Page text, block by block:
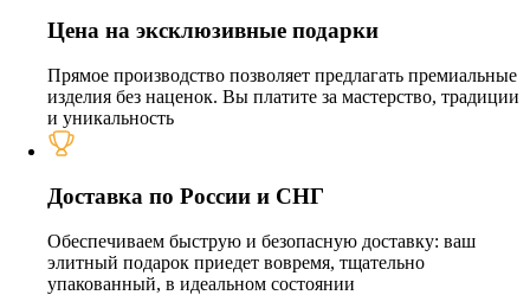
Цена на эксклюзивные подарки
Прямое производство позволяет предлагать премиальные
изделия без наценок. Вы платите за мастерство, традиции
и уникальность
Доставка по России и СНГ
Обеспечиваем быструю и безопасную доставку: ваш
элитный подарок приедет вовремя, тщательно
упакованный, в идеальном состоянии